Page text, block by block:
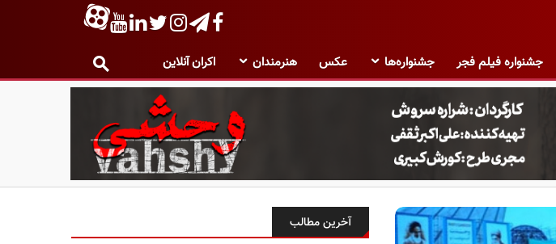
جشنواره فیلم فجر جشنواره‌ها عکس هنرمندان اکران آنلاین
آخرین مطالب